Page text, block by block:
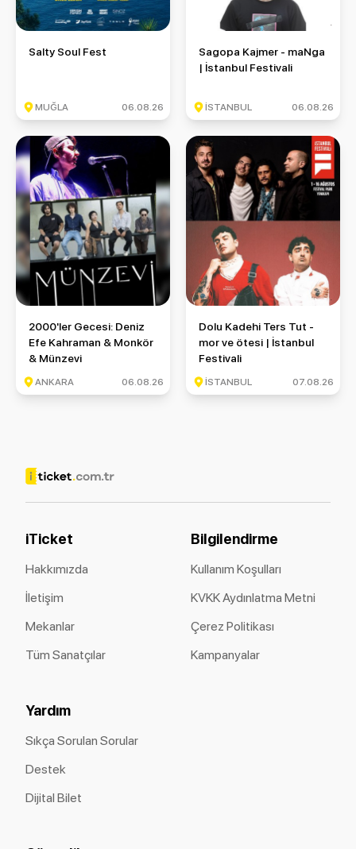
Salty Soul Fest
Salty Soul Fest
MUĞLA 06.08.26
Sagopa Kajmer - maNga |
Sagopa Kajmer - maNga
| İstanbul Festivali
İSTANBUL 06.08.26
2000'ler Gecesi: Deniz Efe Kahraman & Monkör & Münzevi
2000'ler Gecesi: Deniz
Efe Kahraman & Monkör
& Münzevi
ANKARA 06.08.26
Dolu Kadehi Ters Tut - mor
Dolu Kadehi Ters Tut -
mor ve ötesi | İstanbul
Festivali
İSTANBUL 07.08.26
iTicket
Hakkımızda
İletişim
Mekanlar
Tüm Sanatçılar
Bilgilendirme
Kullanım Koşulları
KVKK Aydınlatma Metni
Çerez Politikası
Kampanyalar
Yardım
Sıkça Sorulan Sorular
Destek
Dijital Bilet